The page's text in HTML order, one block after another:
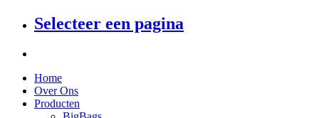
Selecteer een pagina
Home
Over Ons
Producten